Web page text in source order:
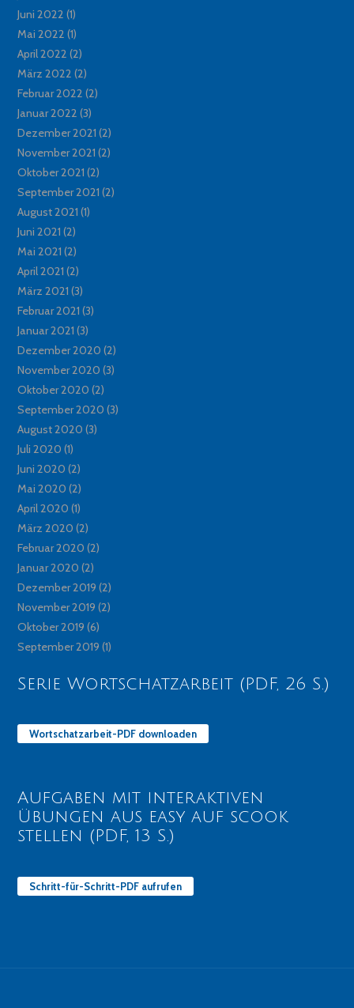
Juni 2022 (1)
Mai 2022 (1)
April 2022 (2)
März 2022 (2)
Februar 2022 (2)
Januar 2022 (3)
Dezember 2021 (2)
November 2021 (2)
Oktober 2021 (2)
September 2021 (2)
August 2021 (1)
Juni 2021 (2)
Mai 2021 (2)
April 2021 (2)
März 2021 (3)
Februar 2021 (3)
Januar 2021 (3)
Dezember 2020 (2)
November 2020 (3)
Oktober 2020 (2)
September 2020 (3)
August 2020 (3)
Juli 2020 (1)
Juni 2020 (2)
Mai 2020 (2)
April 2020 (1)
März 2020 (2)
Februar 2020 (2)
Januar 2020 (2)
Dezember 2019 (2)
November 2019 (2)
Oktober 2019 (6)
September 2019 (1)
Serie Wortschatzarbeit (PDF, 26 S.)
Wortschatzarbeit-PDF downloaden
Aufgaben mit interaktiven
Übungen aus easy auf scook
stellen (PDF, 13 S.)
Schritt-für-Schritt-PDF aufrufen